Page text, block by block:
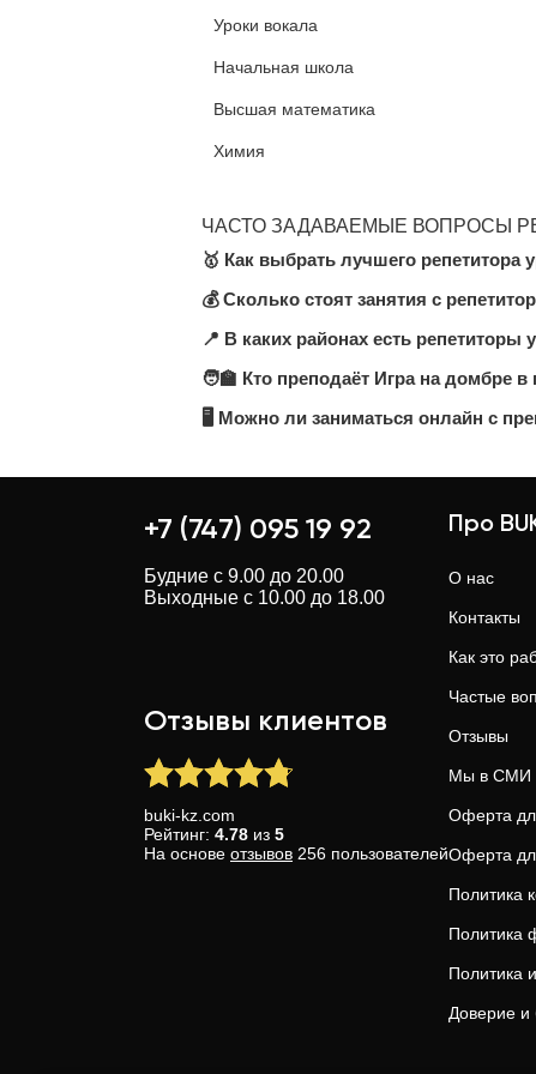
Уроки вокала
Начальная школа
Высшая математика
Химия
ЧАСТО ЗАДАВАЕМЫЕ ВОПРОСЫ
🥇 Как выбрать лучшего репетитора
На платформе BUKI
стоимость занятий, количество
рекомендуем выбирать
💰 Сколько стоят занятия с
Цена зависит от уровня
час. Актуальные цены указаны в
📍 В каких районах есть репетиторы
На платформе BUKI вы найдете
удобном районе или онлайн — при
🧑‍🏫 Кто преподаёт Игра на домбре
Наши репетиторы — это опытные
🖥 Можно ли заниматься онлайн с
+7 (747) 095 19 92
Будние с 9.00 до 20.00
Выходные с 10.00 до 18.00
Отзывы клиентов
buki-kz.com
Рейтинг: 4.78 из 5
На основе отзывов 256 пользователей
Про
О нас
Контакты
Как это
Частые
Отзывы
Мы в СМИ
Оферта
Оферта
Политика
Политика
Политика
Доверие и